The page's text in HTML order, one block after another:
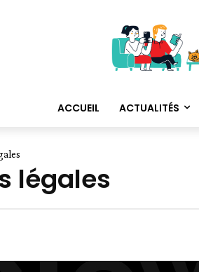
ACCUEIL ACTUALITÉS
légales